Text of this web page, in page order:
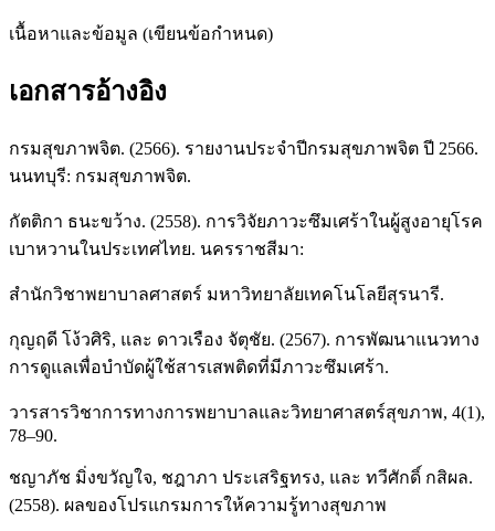
เนื้อหาและข้อมูล (เขียนข้อกำหนด)
เอกสารอ้างอิง
กรมสุขภาพจิต. (2566). รายงานประจำปีกรมสุขภาพจิต ปี 2566.
นนทบุรี: กรมสุขภาพจิต.
กัตติกา ธนะขว้าง. (2558). การวิจัยภาวะซึมเศร้าในผู้สูงอายุโรค
เบาหวานในประเทศไทย. นครราชสีมา:
สำนักวิชาพยาบาลศาสตร์ มหาวิทยาลัยเทคโนโลยีสุรนารี.
กุญฤดี โง้วศิริ, และ ดาวเรือง จัตุชัย. (2567). การพัฒนาแนวทาง
การดูแลเพื่อบำบัดผู้ใช้สารเสพติดที่มีภาวะซึมเศร้า.
วารสารวิชาการทางการพยาบาลและวิทยาศาสตร์สุขภาพ, 4(1),
78–90.
ชญาภัช มิ่งขวัญใจ, ชฎาภา ประเสริฐทรง, และ ทวีศักดิ์ กสิผล.
(2558). ผลของโปรแกรมการให้ความรู้ทางสุขภาพ